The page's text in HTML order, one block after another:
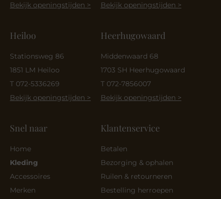
Bekijk openingstijden >
Heiloo
Stationsweg 86
1851 LM Heiloo
T 072-5336269
Bekijk openingstijden >
Bekijk openingstijden >
Heerhugowaard
Middenwaard 68
1703 SH Heerhugowaard
T 072-7856007
Bekijk openingstijden >
Snel naar
Home
Kleding
Accessoires
Merken
Klantenservice
Betalen
Bezorging & ophalen
Ruilen & retourneren
Bestelling herroepen